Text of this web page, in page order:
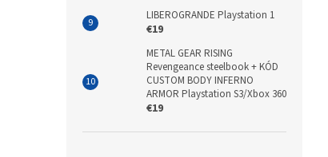
LIBEROGRANDE Playstation 1
€19
METAL GEAR RISING
Revengeance steelbook + KÓD
CUSTOM BODY INFERNO
ARMOR Playstation S3/Xbox 360
€19